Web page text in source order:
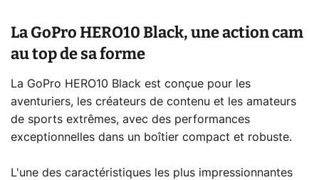
La GoPro HERO10 Black, une action cam
au top de sa forme
La GoPro HERO10 Black est conçue pour les
aventuriers, les créateurs de contenu et les amateurs
de sports extrêmes, avec des performances
exceptionnelles dans un boîtier compact et robuste.
L'une des caractéristiques les plus impressionnantes